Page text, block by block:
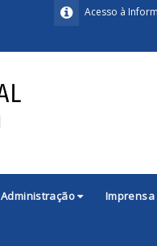
Acesso à
Administração Imprensa